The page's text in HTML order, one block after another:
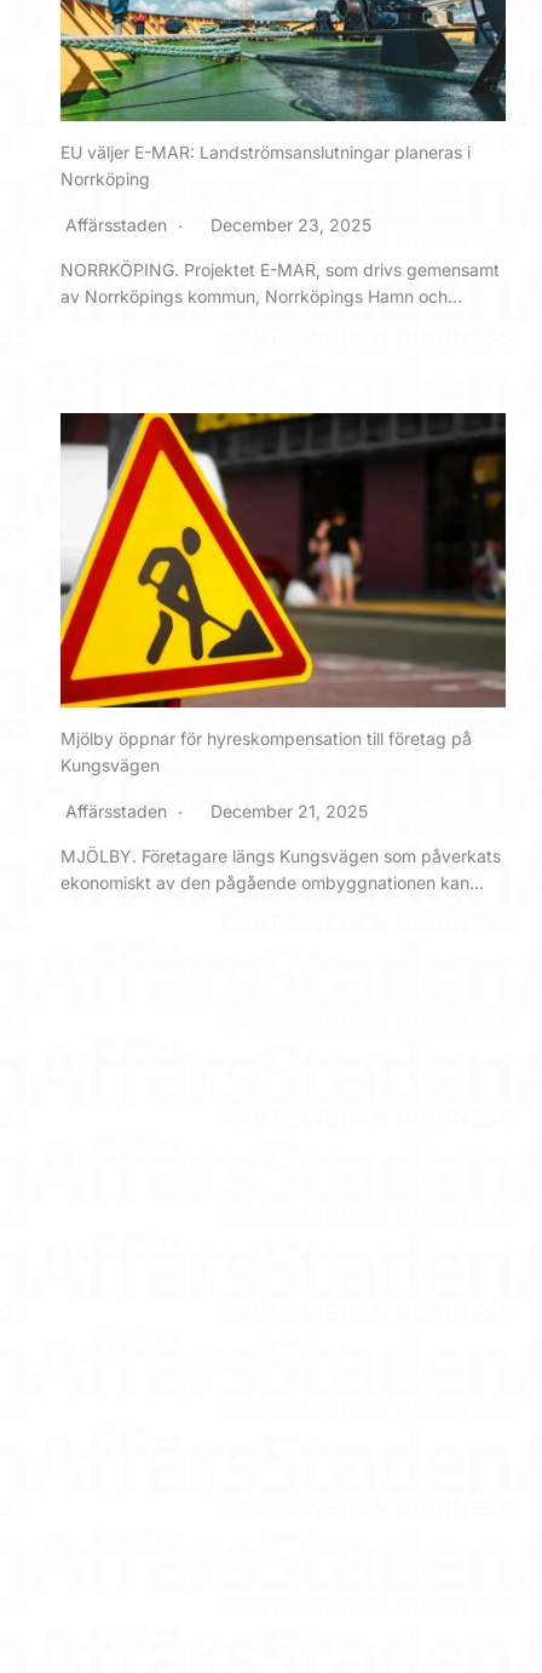
EU väljer E-MAR: Landströmsanslutningar planeras i
Norrköping
Affärsstaden December 23, 2025
NORRKÖPING. Projektet E-MAR, som drivs gemensamt
av Norrköpings kommun, Norrköpings Hamn och…
Mjölby öppnar för hyreskompensation till företag på
Kungsvägen
Affärsstaden December 21, 2025
MJÖLBY. Företagare längs Kungsvägen som påverkats
ekonomiskt av den pågående ombyggnationen kan…